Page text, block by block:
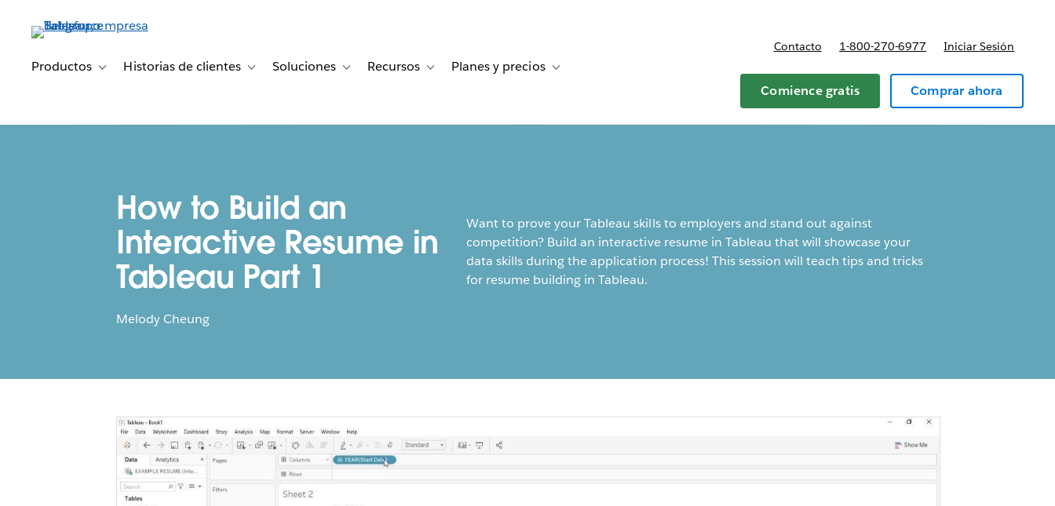
principalProductos Toggle sub-navigation for Productos
Historias de clientes Toggle sub-navigation for Historias de clientes
Soluciones Toggle sub-navigation for Soluciones
Recursos Toggle sub-navigation for Recursos
Planes y precios Toggle sub-navigation for Planes y precios
Contacto 1-800-270-6977 Iniciar Sesión
Comience gratis Comprar ahora
How to Build an
Interactive Resume in
Tableau Part 1
Melody Cheung
Want to prove your Tableau skills to employers and stand out against
competition? Build an interactive resume in Tableau that will showcase your
data skills during the application process! This session will teach tips and tricks
for resume building in Tableau.